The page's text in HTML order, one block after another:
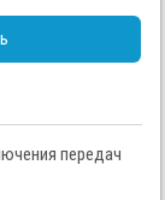
передач